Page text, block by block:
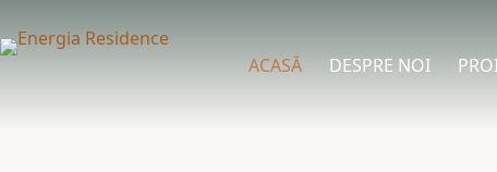
ACASĂ DESPRE NOI